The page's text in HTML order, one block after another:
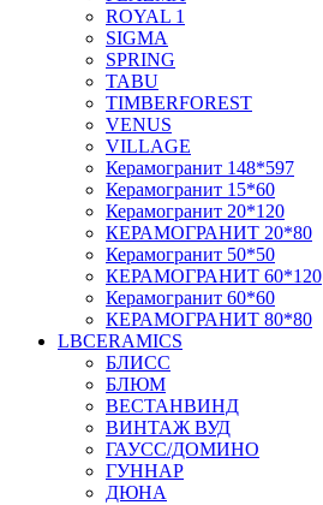
ROYAL 1
SIGMA
SPRING
TABU
TIMBERFOREST
VENUS
VILLAGE
Керамогранит 148*597
Керамогранит 15*60
Керамогранит 20*120
КЕРАМОГРАНИТ 20*80
Керамогранит 50*50
КЕРАМОГРАНИТ 60*120
Керамогранит 60*60
КЕРАМОГРАНИТ 80*80
LBCERAMICS
БЛИСС
БЛЮМ
ВЕСТАНВИНД
ВИНТАЖ ВУД
ГАУСС/ДОМИНО
ГУННАР
ДЮНА